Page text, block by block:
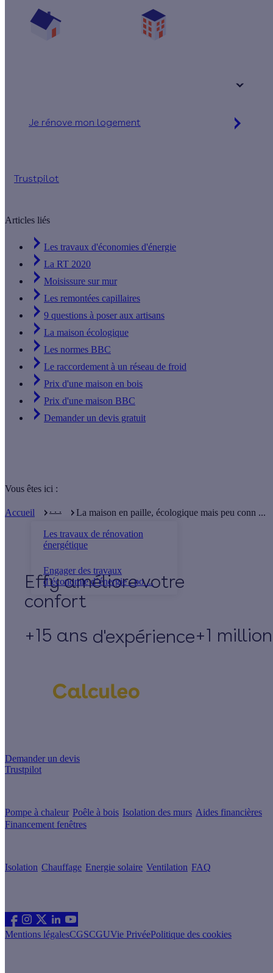
Je rénove mon logement
Trustpilot
Articles liés
Les travaux d'économies d'énergie
La RT 2020
Moisissure sur mur
Les remontées capillaires
9 questions à poser aux artisans
La maison écologique
Les normes BBC
Le raccordement à un réseau de froid
Prix d'une maison en bois
Prix d'une maison BBC
Demander un devis gratuit
Vous êtes ici :
Accueil . . .
Les travaux de rénovation
énergétique
Engager des travaux
d’économie d’énergie : po ...
La maison en paille, écologique mais peu conn ...
Effy
+15 ans d'expérience+1
Demander un devis
Trustpilot
Pompe à chaleur Poêle à bois Isolation des murs Aides financières
Financement fenêtres
Isolation Chauffage Energie solaire Ventilation FAQ
Mentions légalesCGSCGUVie PrivéePolitique des cookies